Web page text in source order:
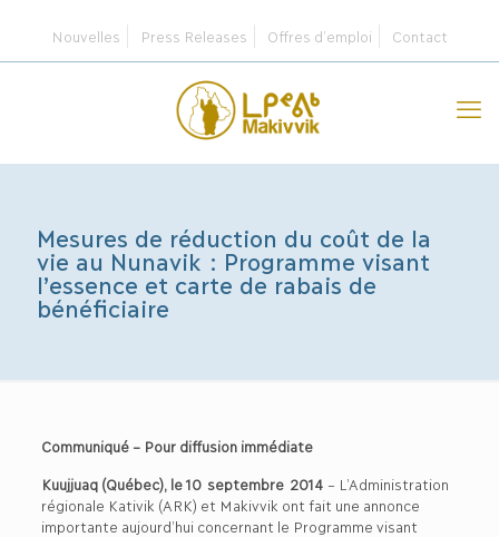
Nouvelles Press Releases Offres d’emploi Contact
Mesures de réduction du coût de la
vie au Nunavik : Programme visant
l’essence et carte de rabais de
bénéficiaire
Communiqué – Pour diffusion immédiate
Kuujjuaq (Québec), le 10 septembre 2014– L’Administration
régionale Kativik (ARK) et Makivvik ont fait une annonce
importante aujourd’hui concernant le Programme visant